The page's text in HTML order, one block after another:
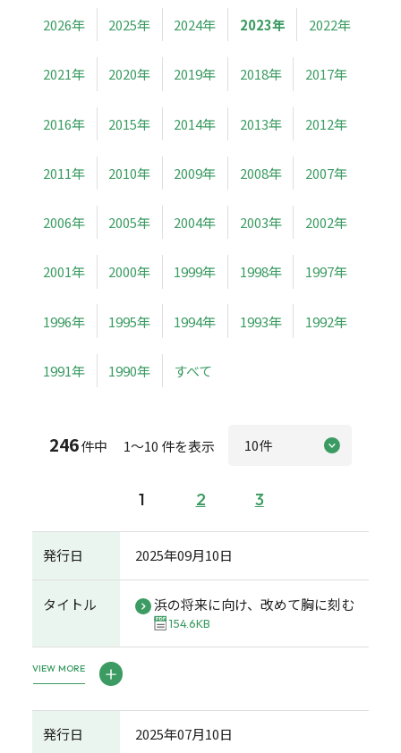
2026年 2025年 2024年 2023年 2022年
2021年 2020年 2019年 2018年 2017年
2016年 2015年 2014年 2013年 2012年
2011年 2010年 2009年 2008年 2007年
2006年 2005年 2004年 2003年 2002年
2001年 2000年 1999年 1998年 1997年
1996年 1995年 1994年 1993年 1992年
1991年 1990年 すべて
246件中 1～10 件を表示
1 2 3
発行日 2025年09月10日
タイトル 浜の将来に向け、改めて胸に刻む
154.6KB
VIEW MORE
発行日 2025年07月10日